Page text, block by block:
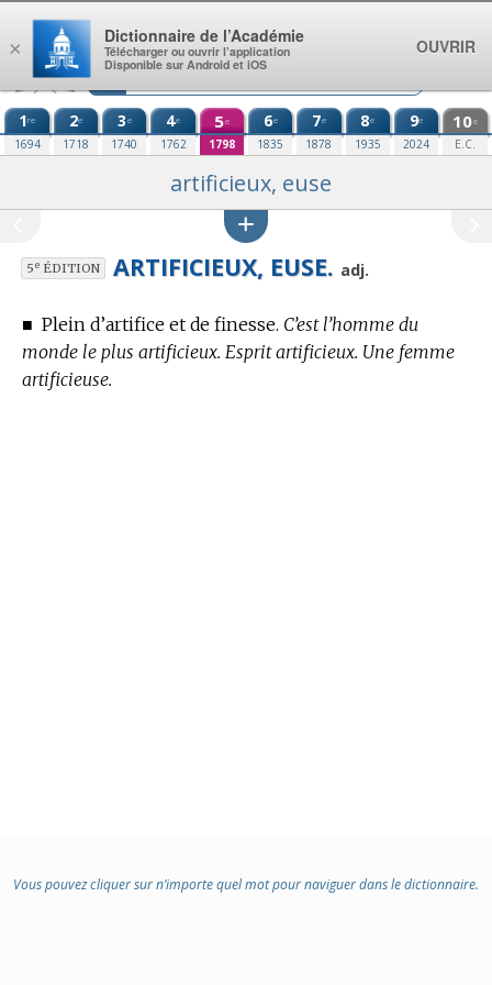
Aller au contenu
1re
1694
2e
1718
3e
1740
4e
1762
5e
1798
6e
1835
7e
1878
8e
1935
9e
2024
10e
E.C.
artificieux, euse
5eÉDITION ARTIFICIEUX, EUSE. adj.
■ Plein d’artifice et de finesse. C’est l’homme du
monde le plus artificieux. Esprit artificieux. Une femme
artificieuse.
Vous pouvez cliquer sur n’importe quel mot pour naviguer dans le dictionnaire.
×
Dictionnaire de l’Académie
Télécharger ou ouvrir l’application
Disponible sur Android et iOS
OUVRIR